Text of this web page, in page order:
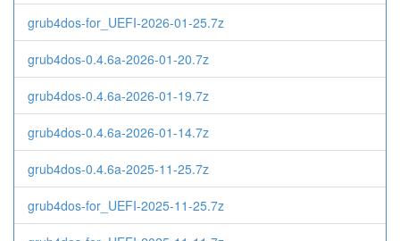
grub4dos-for_UEFI-2026-01-25.7z
grub4dos-0.4.6a-2026-01-20.7z
grub4dos-0.4.6a-2026-01-19.7z
grub4dos-0.4.6a-2026-01-14.7z
grub4dos-0.4.6a-2025-11-25.7z
grub4dos-for_UEFI-2025-11-25.7z